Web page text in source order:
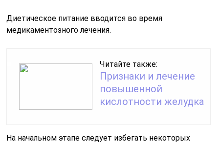
Диетическое питание вводится во время
медикаментозного лечения.
Читайте также:
Признаки и лечение
повышенной
кислотности желудка
На начальном этапе следует избегать некоторых